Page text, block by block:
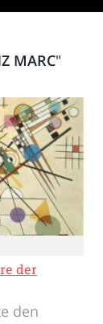
MARC"
der
den